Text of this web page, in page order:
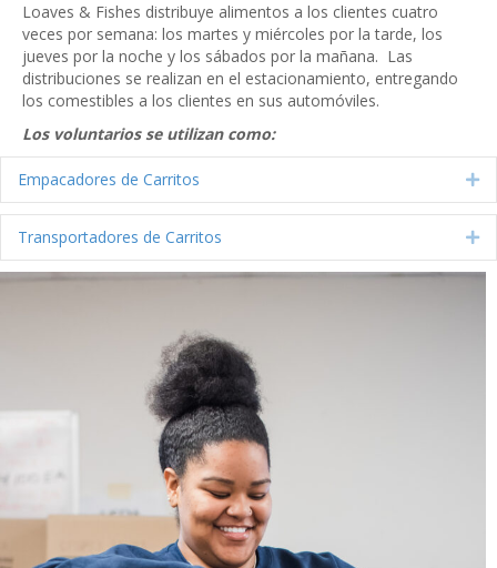
Loaves & Fishes distribuye alimentos a los clientes cuatro
veces por semana: los martes y miércoles por la tarde, los
jueves por la noche y los sábados por la mañana. Las
distribuciones se realizan en el estacionamiento, entregando
los comestibles a los clientes en sus automóviles.
Los voluntarios se utilizan como:
Empacadores de Carritos
Transportadores de Carritos